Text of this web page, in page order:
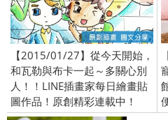
【2015/01/27】從今天開始，
和瓦勒與布卡一起～多關心別
人！！LINE插畫家每日繪畫貼
圖作品！原創精彩連載中！